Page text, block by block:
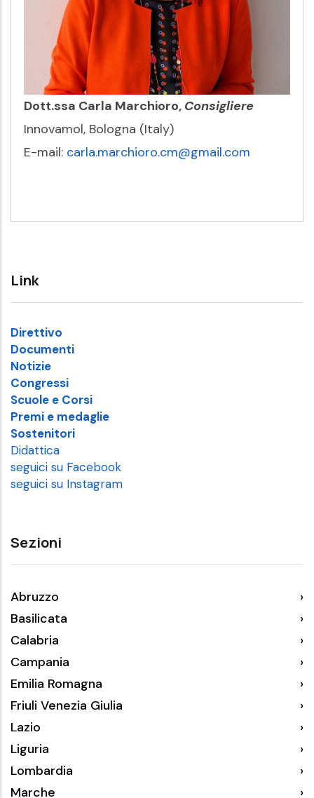
Dott.ssa Carla Marchioro, Consigliere
Innovamol, Bologna (Italy)
E-mail: carla.marchioro.cm@gmail.com
Link
Direttivo
Documenti
Notizie
Congressi
Scuole e Corsi
Premi e medaglie
Sostenitori
Didattica
seguici su Facebook
seguici su Instagram
Sezioni
Abruzzo
Basilicata
Calabria
Campania
Emilia Romagna
Friuli Venezia Giulia
Lazio
Liguria
Lombardia
Marche